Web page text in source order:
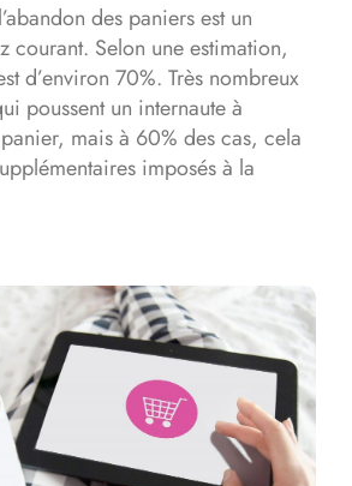
des paniers est un
courant. Selon une estimation,
d’environ 70%. Très nombreux
poussent un internaute à
mais à 60% des cas, cela
imposés à la